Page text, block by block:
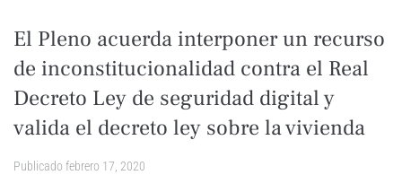
El Pleno acuerda interponer un recurso
de inconstitucionalidad contra el Real
Decreto Ley de seguridad digital y
valida el decreto ley sobre la vivienda
Publicado febrero 17, 2020